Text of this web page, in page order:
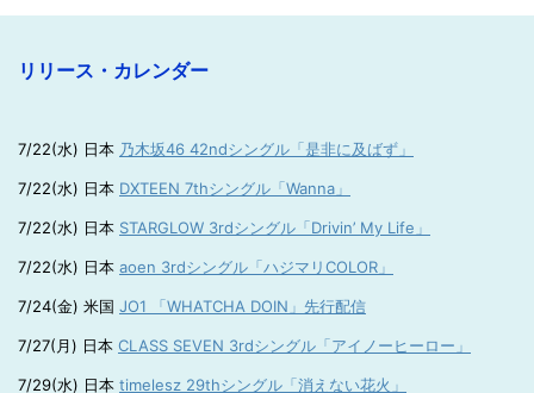
リリース・カレンダー
7/22(水) 日本 乃木坂46 42ndシングル「是非に及ばず」
7/22(水) 日本 DXTEEN 7thシングル「Wanna」
7/22(水) 日本 STARGLOW 3rdシングル「Drivin’ My Life」
7/22(水) 日本 aoen 3rdシングル「ハジマリCOLOR」
7/24(金) 米国 JO1 「WHATCHA DOIN」先行配信
7/27(月) 日本 CLASS SEVEN 3rdシングル「アイノーヒーロー」
7/29(水) 日本 timelesz 29thシングル「消えない花火」